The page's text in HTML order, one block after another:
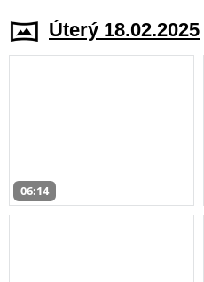
Úterý 18.02.2025
06:14